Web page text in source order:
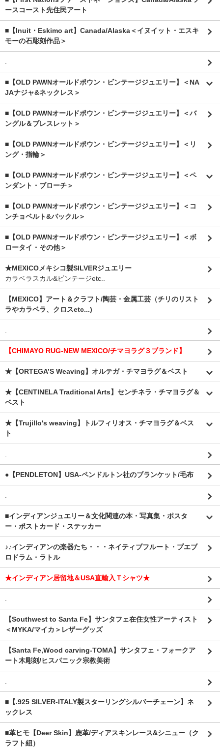
ースコースト先住民アート
■【Inuit・Eskimo art】Canada/Alaska＜イヌイット・エスキ
モーの石彫刻作品＞
.
■【OLD PAWNオールドポウン・ビンテージジュエリー】＜NA
JAナジャ&ネックレス＞
■【OLD PAWNオールドポウン・ビンテージジュエリー】＜バ
ングル＆ブレスレット＞
■【OLD PAWNオールドポウン・ビンテージジュエリー】＜リ
ング・指輪＞
■【OLD PAWNオールドポウン・ビンテージジュエリー】＜ペ
ンダント・ブローチ＞
■【OLD PAWNオールドポウン・ビンテージジュエリー】＜コ
ンチョベルト&バックル＞
■【OLD PAWNオールドポウン・ビンテージジュエリー】＜ボ
ロータイ・その他＞
★MEXICOメキシコ製SILVERジュエリー
カラベラスカル&ビンテージetc..
【MEXICO】アート＆クラフト/陶芸・金属工芸（チリのリスト
ラやカラベラ、クロスetc...)
.
【CHIMAYO RUG-NEW MEXICO/チマヨラグ３ブランド】
★【ORTEGA’S Weaving】オルテガ・チマヨラグ＆ベスト
★【CENTINELA Traditional Arts】センチネラ・チマヨラグ＆
ベスト
★【Trujillo's weaving】トルフィリオス・チマヨラグ＆ベス
ト
.
●【PENDLETON】USA-ペンドルトン社のブランケット/毛布
.
■インディアンジュエリー＆文化関連の本・写真集・ポスタ
ー・ポストカード・ステッカー
♪♪インディアンの楽器たち・・・ネイティブフルート・プエブ
ロドラム・ラトル
★インディアン居留地＆USA直輸入Ｔシャツ★
.
【Southwest to Santa Fe】サンタフェ在住女性アーティスト
＜MYKA/マイカ＞レザーグッズ
【Santa Fe,Wood carving-TOMA】サンタフェ・フォークア
ート木彫刻/ヒスパニック宗教美術
.
■【.925 SILVER-ITALY製スターリングシルバーチェーン】ネ
ックレス
■革ヒモ【Deer Skin】鹿革/ディアスキンレース&シニュー（ク
ラフト紐）